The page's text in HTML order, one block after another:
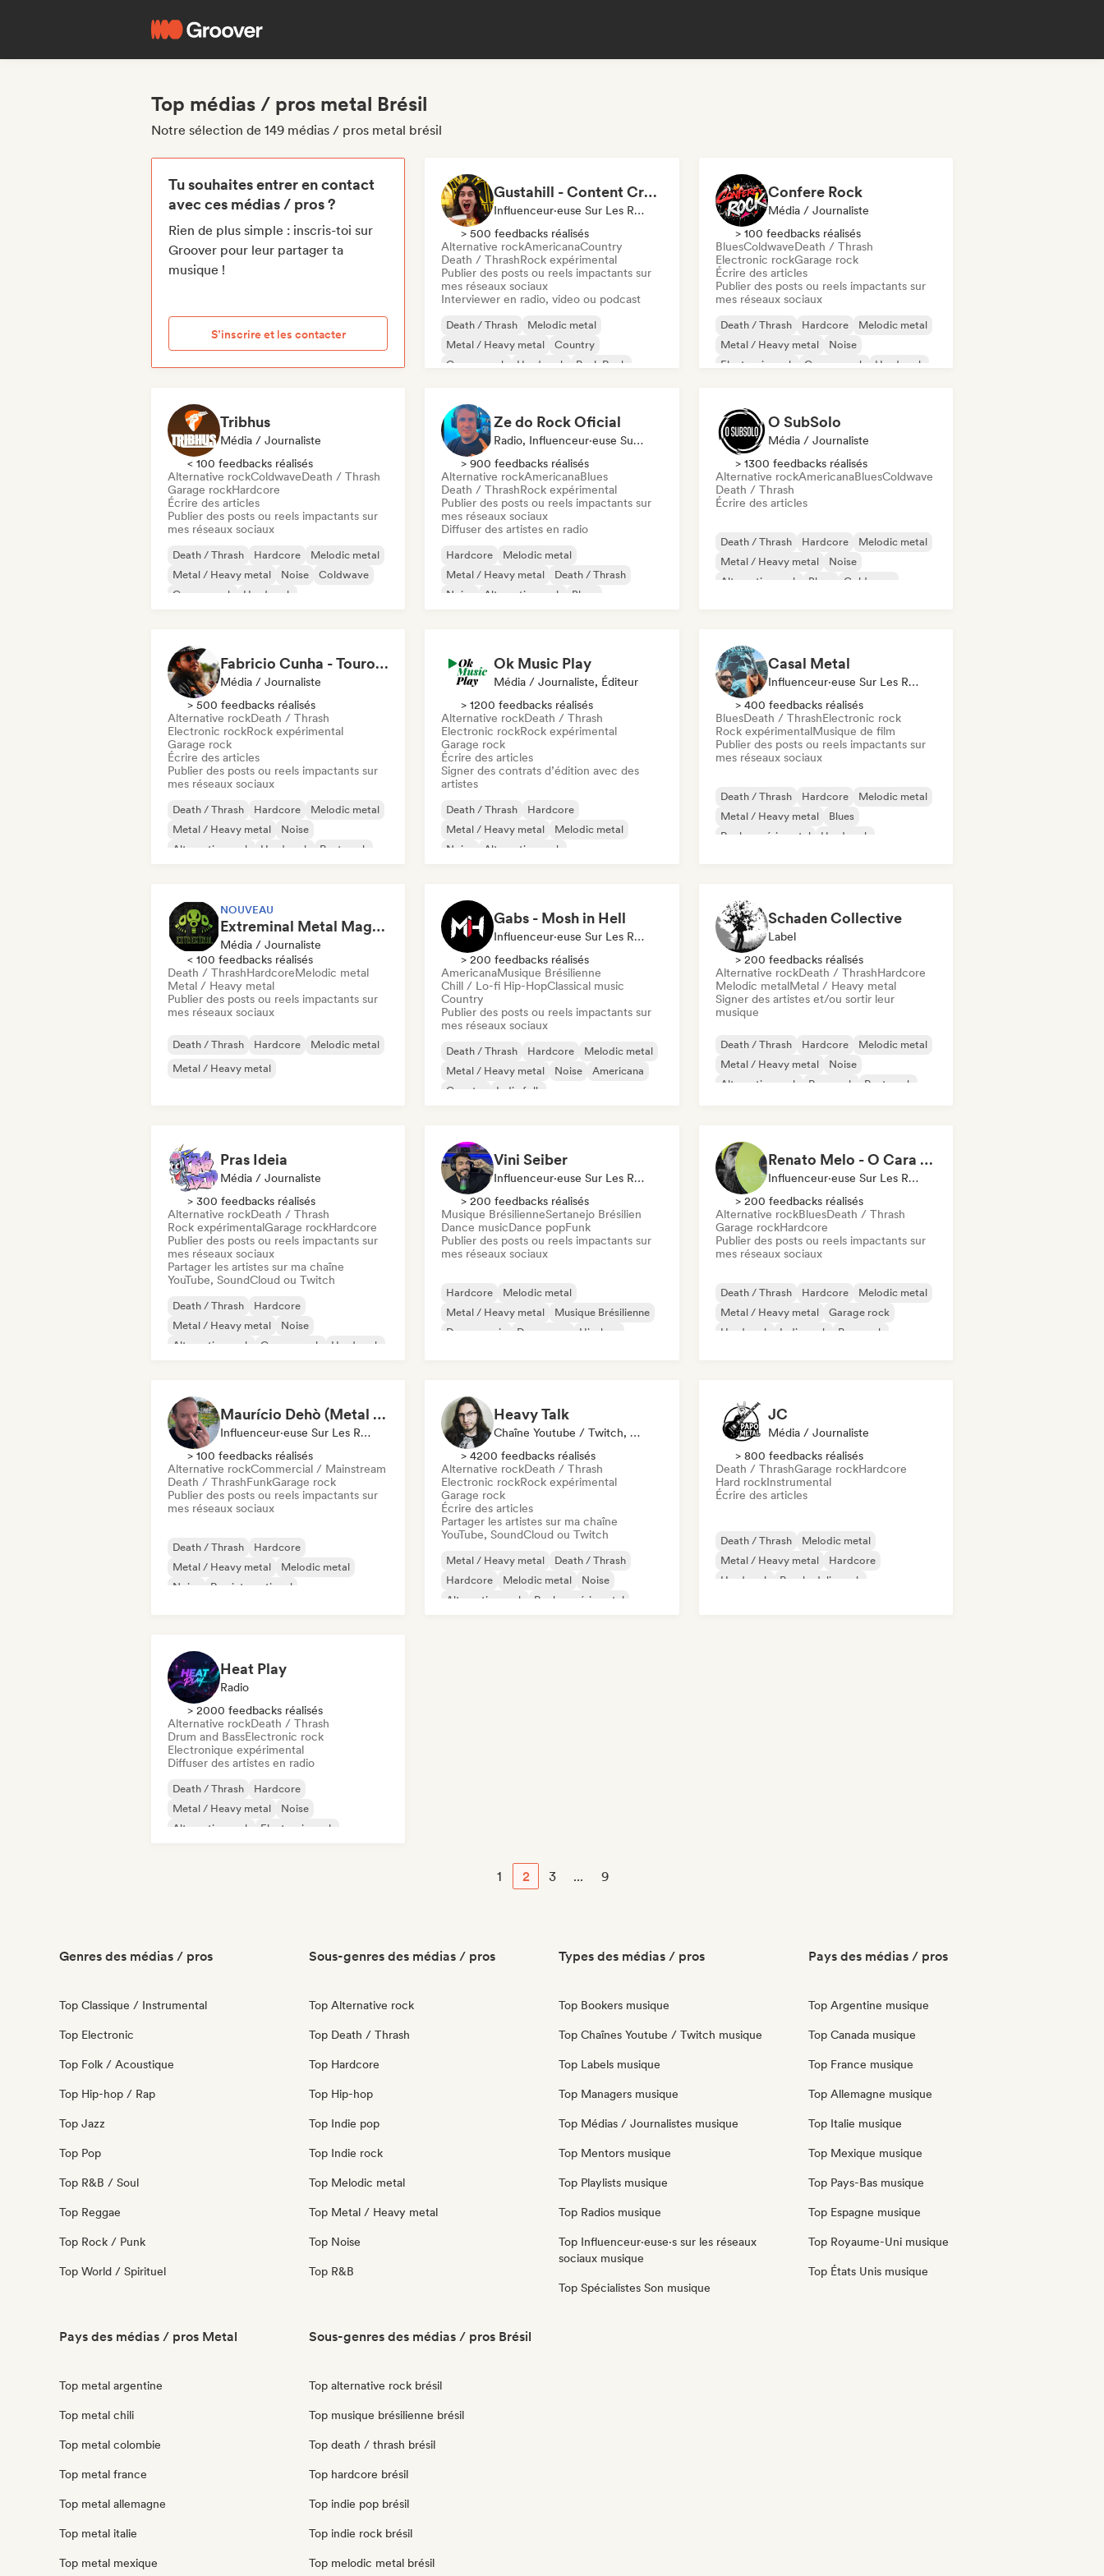
Top médias / pros metal Brésil
Notre sélection de 149 médias / pros metal brésil
Tu souhaites entrer en contact
avec ces médias / pros ?
Rien de plus simple : inscris-toi sur
Groover pour leur partager ta
musique !
S’inscrire et les contacter
Gustahill - Content Creator
Influenceur·euse Sur Les Réseaux Sociaux
> 500 feedbacks réalisés
Alternative rockAmericanaCountry
Death / ThrashRock expérimental
Publier des posts ou reels impactants sur
mes réseaux sociaux
Interviewer en radio, video ou podcast
Death / Thrash
Melodic metal
Metal / Heavy metal
Country
Garage rock
Hard rock
Punk Rock
Confere Rock
Média / Journaliste
> 100 feedbacks réalisés
BluesColdwaveDeath / Thrash
Electronic rockGarage rock
Écrire des articles
Publier des posts ou reels impactants sur
mes réseaux sociaux
Death / Thrash Hardcore
Melodic metal
Metal / Heavy metal
Noise
Electronic rock
Garage rock Hard rock
Tribhus
Média / Journaliste
< 100 feedbacks réalisés
Alternative rockColdwaveDeath / Thrash
Garage rockHardcore
Écrire des articles
Publier des posts ou reels impactants sur
mes réseaux sociaux
Death / Thrash Hardcore
Melodic metal
Metal / Heavy metal
Noise
Coldwave
Garage rock
Hard rock
Ze do Rock Oficial
Radio, Influenceur·euse Sur Les Réseaux Sociaux
> 900 feedbacks réalisés
Alternative rockAmericanaBlues
Death / ThrashRock expérimental
Publier des posts ou reels impactants sur
mes réseaux sociaux
Diffuser des artistes en radio
Hardcore
Melodic metal
Metal / Heavy metal
Death / Thrash
Noise
Alternative rock
Blues
O SubSolo
Média / Journaliste
> 1300 feedbacks réalisés
Alternative rockAmericanaBluesColdwave
Death / Thrash
Écrire des articles
Death / Thrash Hardcore
Melodic metal
Metal / Heavy metal
Noise
Alternative rock
Blues Coldwave
Fabricio Cunha - Touro Rock
Média / Journaliste
> 500 feedbacks réalisés
Alternative rockDeath / Thrash
Electronic rockRock expérimental
Garage rock
Écrire des articles
Publier des posts ou reels impactants sur
mes réseaux sociaux
Death / Thrash Hardcore
Melodic metal
Metal / Heavy metal
Noise
Alternative rock
Hard rock Post punk
Ok Music Play
Média / Journaliste, Éditeur
> 1200 feedbacks réalisés
Alternative rockDeath / Thrash
Electronic rockRock expérimental
Garage rock
Écrire des articles
Signer des contrats d’édition avec des
artistes
Death / Thrash
Hardcore
Metal / Heavy metal
Melodic metal
Noise
Alternative rock
Casal Metal
Influenceur·euse Sur Les Réseaux Sociaux
> 400 feedbacks réalisés
BluesDeath / ThrashElectronic rock
Rock expérimentalMusique de film
Publier des posts ou reels impactants sur
mes réseaux sociaux
Death / Thrash Hardcore
Melodic metal
Metal / Heavy metal
Blues
Rock expérimental
Hard rock
NOUVEAU
Extreminal Metal Magazine & TV
Média / Journaliste
< 100 feedbacks réalisés
Death / ThrashHardcoreMelodic metal
Metal / Heavy metal
Publier des posts ou reels impactants sur
mes réseaux sociaux
Death / Thrash Hardcore
Melodic metal
Metal / Heavy metal
Gabs - Mosh in Hell
Influenceur·euse Sur Les Réseaux Sociaux
> 200 feedbacks réalisés
AmericanaMusique Brésilienne
Chill / Lo-fi Hip-HopClassical music
Country
Publier des posts ou reels impactants sur
mes réseaux sociaux
Death / Thrash Hardcore
Melodic metal
Metal / Heavy metal
Noise
Americana
Country
Indie folk
Schaden Collective
Label
> 200 feedbacks réalisés
Alternative rockDeath / ThrashHardcore
Melodic metalMetal / Heavy metal
Signer des artistes et/ou sortir leur
musique
Death / Thrash Hardcore
Melodic metal
Metal / Heavy metal
Noise
Alternative rock
Pop punk Post punk
Pras Ideia
Média / Journaliste
> 300 feedbacks réalisés
Alternative rockDeath / Thrash
Rock expérimentalGarage rockHardcore
Publier des posts ou reels impactants sur
mes réseaux sociaux
Partager les artistes sur ma chaîne
YouTube, SoundCloud ou Twitch
Death / Thrash
Hardcore
Metal / Heavy metal
Noise
Alternative rock
Garage rock
Hard rock
Vini Seiber
Influenceur·euse Sur Les Réseaux Sociaux
> 200 feedbacks réalisés
Musique BrésilienneSertanejo Brésilien
Dance musicDance popFunk
Publier des posts ou reels impactants sur
mes réseaux sociaux
Hardcore
Melodic metal
Metal / Heavy metal
Musique Brésilienne
Dance music
Dance pop
Hip-hop
Renato Melo - O Cara dos Discos
Influenceur·euse Sur Les Réseaux Sociaux
> 200 feedbacks réalisés
Alternative rockBluesDeath / Thrash
Garage rockHardcore
Publier des posts ou reels impactants sur
mes réseaux sociaux
Death / Thrash Hardcore
Melodic metal
Metal / Heavy metal
Garage rock
Hard rock
Indie rock Pop punk
Maurício Dehò (Metal Mau)
Influenceur·euse Sur Les Réseaux Sociaux
> 100 feedbacks réalisés
Alternative rockCommercial / Mainstream
Death / ThrashFunkGarage rock
Publier des posts ou reels impactants sur
mes réseaux sociaux
Death / Thrash
Hardcore
Metal / Heavy metal
Melodic metal
Noise
Rap international
Heavy Talk
Chaîne Youtube / Twitch, Média / Journaliste
> 4200 feedbacks réalisés
Alternative rockDeath / Thrash
Electronic rockRock expérimental
Garage rock
Écrire des articles
Partager les artistes sur ma chaîne
YouTube, SoundCloud ou Twitch
Metal / Heavy metal
Death / Thrash
Hardcore
Melodic metal
Noise
Alternative rock
Rock expérimental
JC
Média / Journaliste
> 800 feedbacks réalisés
Death / ThrashGarage rockHardcore
Hard rockInstrumental
Écrire des articles
Death / Thrash
Melodic metal
Metal / Heavy metal
Hardcore
Hard rock
Psychedelic rock
Heat Play
Radio
> 2000 feedbacks réalisés
Alternative rockDeath / Thrash
Drum and BassElectronic rock
Electronique expérimental
Diffuser des artistes en radio
Death / Thrash
Hardcore
Metal / Heavy metal
Noise
Alternative rock
Electronic rock
1 2 3 ... 9
Genres des médias / pros
Top Classique / Instrumental
Top Electronic
Top Folk / Acoustique
Top Hip-hop / Rap
Top Jazz
Top Pop
Top R&B / Soul
Top Reggae
Top Rock / Punk
Top World / Spirituel
Sous-genres des médias / pros
Top Alternative rock
Top Death / Thrash
Top Hardcore
Top Hip-hop
Top Indie pop
Top Indie rock
Top Melodic metal
Top Metal / Heavy metal
Top Noise
Top R&B
Types des médias / pros
Top Bookers musique
Top Chaînes Youtube / Twitch musique
Top Labels musique
Top Managers musique
Top Médias / Journalistes musique
Top Mentors musique
Top Playlists musique
Top Radios musique
Top Influenceur·euse·s sur les réseaux
sociaux musique
Top Spécialistes Son musique
Pays des médias / pros
Top Argentine musique
Top Canada musique
Top France musique
Top Allemagne musique
Top Italie musique
Top Mexique musique
Top Pays-Bas musique
Top Espagne musique
Top Royaume-Uni musique
Top États Unis musique
Pays des médias / pros Metal
Top metal argentine
Top metal chili
Top metal colombie
Top metal france
Top metal allemagne
Top metal italie
Top metal mexique
Sous-genres des médias / pros Brésil
Top alternative rock brésil
Top musique brésilienne brésil
Top death / thrash brésil
Top hardcore brésil
Top indie pop brésil
Top indie rock brésil
Top melodic metal brésil